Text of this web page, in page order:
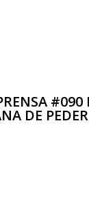
#090
DE